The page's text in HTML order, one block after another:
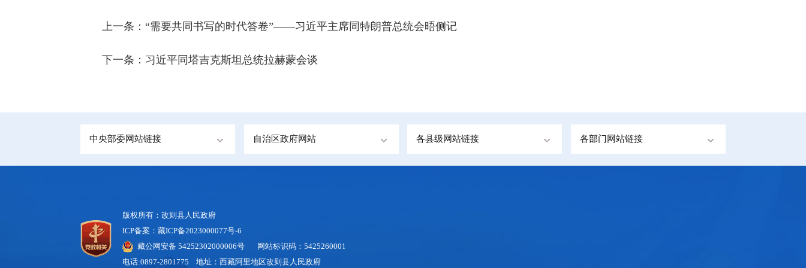
上一条： “需要共同书写的时代答卷”——习近平主席同特朗普总统会晤侧记
下一条： 习近平同塔吉克斯坦总统拉赫蒙会谈
中央部委网站链接 自治区政府网站 各县级网站链接 各部门网站链接
版权所有：改则县人民政府
ICP备案：藏ICP备2023000077号-6
藏公网安备 54252302000006号 网站标识码：5425260001
电话:0897-2801775 地址：西藏阿里地区改则县人民政府